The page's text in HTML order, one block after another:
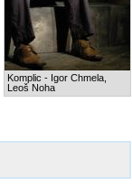
Komplic - Igor Chmela,
Leoš Noha